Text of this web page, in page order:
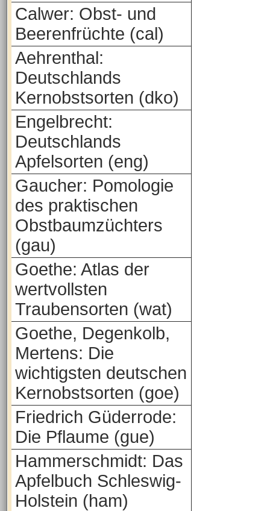
Calwer: Obst- und
Beerenfrüchte (cal)
Aehrenthal:
Deutschlands
Kernobstsorten (dko)
Engelbrecht:
Deutschlands
Apfelsorten (eng)
Gaucher: Pomologie
des praktischen
Obstbaumzüchters
(gau)
Goethe: Atlas der
wertvollsten
Traubensorten (wat)
Goethe, Degenkolb,
Mertens: Die
wichtigsten deutschen
Kernobstsorten (goe)
Friedrich Güderrode:
Die Pflaume (gue)
Hammerschmidt: Das
Apfelbuch Schleswig-
Holstein (ham)